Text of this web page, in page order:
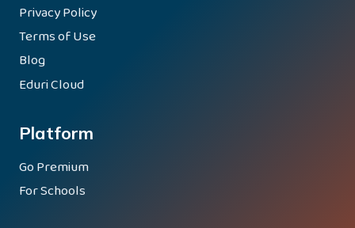
Privacy Policy
Terms of Use
Blog
Eduri Cloud
Platform
Go Premium
For Schools